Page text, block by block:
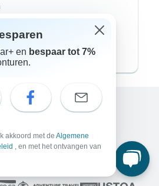
en bespaar tot 7%
akkoord met de Algemene
, en met het ontvangen van